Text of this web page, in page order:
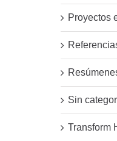
Proyectos
Sin
Transform